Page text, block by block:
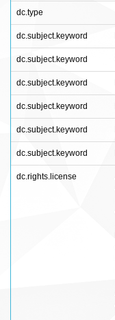
dc.type
dc.subject.keyword
dc.subject.keyword
dc.subject.keyword
dc.subject.keyword
dc.subject.keyword
dc.subject.keyword
dc.rights.license